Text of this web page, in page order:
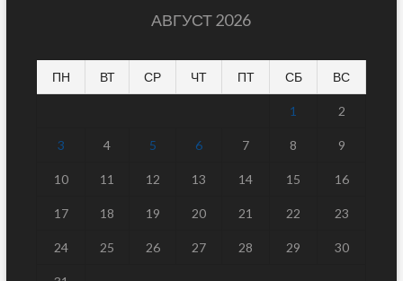
АВГУСТ 2026
ПН ВТ СР ЧТ ПТ СБ ВС
1 2
3 4 5 6 7 8 9
10 11 12 13 14 15 16
17 18 19 20 21 22 23
24 25 26 27 28 29 30